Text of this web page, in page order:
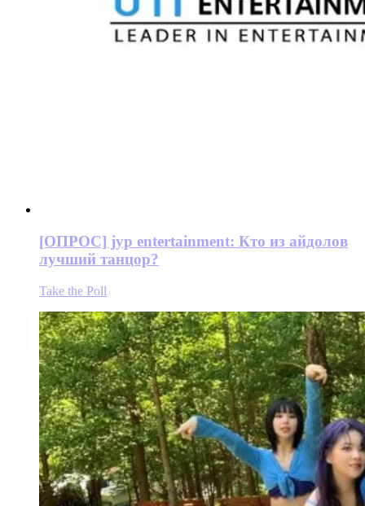
[ОПРОС] jyp entertainment: Кто из айдолов
лучший танцор?
Take the Poll